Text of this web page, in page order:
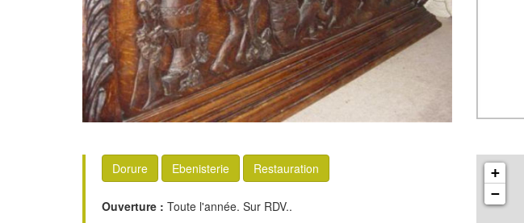
Dorure Ebenisterie Restauration
Ouverture : Toute l'année. Sur RDV..
+
−